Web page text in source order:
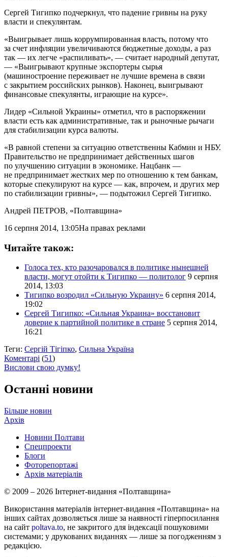
Сергей Тигипко подчеркнул, что падение гривны на руку
власти и спекулянтам.
«Выигрывает лишь коррумпированная власть, потому что
за счет инфляции увеличиваются бюджетные доходы, а раз
так — их легче «распиливать», — считает народный депутат,
— «Выигрывают крупные экспортеры сырья
(машиностроение переживает не лучшие времена в связи
с закрытием российских рынков). Наконец, выигрывают
финансовые спекулянты, играющие на курсе».
Лидер «Сильной Украины» отметил, что в распоряжении
власти есть как административные, так и рыночные рычаги
для стабилизации курса валюты.
«В равной степени за ситуацию ответственны Кабмин и НБУ.
Правительство не предпринимает действенных шагов
по улучшению ситуации в экономике. Нацбанк —
не предпринимает жестких мер по отношению к тем банкам,
которые спекулируют на курсе — как, впрочем, и других мер
по стабилизации гривны», — подытожил Сергей Тигипко.
Андрей ПЕТРОВ, «Полтавщина»
16 серпня 2014, 13:05На правах реклами
Читайте також:
Голоса тех, кто разочаровался в политике нынешней
власти, могут отойти к Тигипко — политолог 9 серпня
2014, 13:03
Тигипко возродил «Сильную Украину» 6 серпня 2014,
19:02
Сергей Тигипко: «Сильная Украина» восстановит
доверие к партийной политике в стране 5 серпня 2014,
16:21
Теги: Сергій Тігіпко, Сильна Україна
Коментарі (51)
Вислови свою думку!
Останні новини
Більше новин
Архів
Новини Полтави
Спецпроекти
Блоги
Фоторепортажі
Архів матеріалів
© 2009 – 2026 Інтернет-видання «Полтавщина»
Використання матеріалів інтернет-видання «Полтавщина» на
інших сайтах дозволяється лише за наявності гіперпосилання
на сайт poltava.to, не закритого для індексації пошуковими
системами; у друкованих виданнях — лише за погодженням з
редакцією.